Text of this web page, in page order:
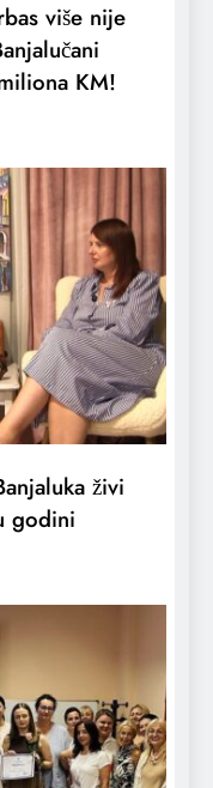
više nije
KM!
živi
godini